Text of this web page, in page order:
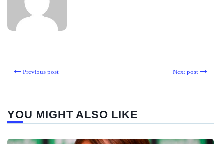
Previous post Next post
YOU MIGHT ALSO LIKE